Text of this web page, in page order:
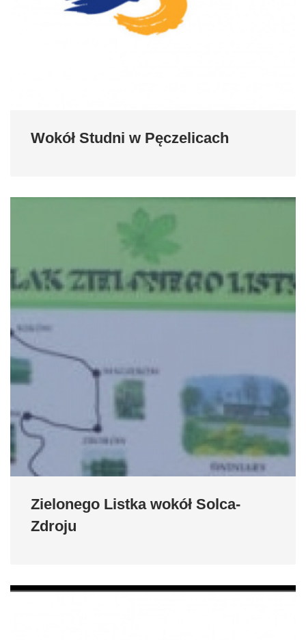
Wokół Studni w Pęczelicach
Zielonego Listka wokół Solca-
Zdroju